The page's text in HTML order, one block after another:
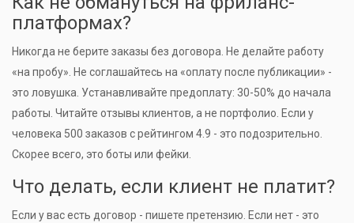
платформах?
Никогда не берите заказы без договора. Не делайте работу
«на пробу». Не соглашайтесь на «оплату после публикации» -
это ловушка. Устанавливайте предоплату: 30-50% до начала
работы. Читайте отзывы клиентов, а не портфолио. Если у
человека 500 заказов с рейтингом 4.9 - это подозрительно.
Скорее всего, это боты или фейки.
Что делать, если клиент не платит?
Если у вас есть договор - пишете претензию. Если нет - это